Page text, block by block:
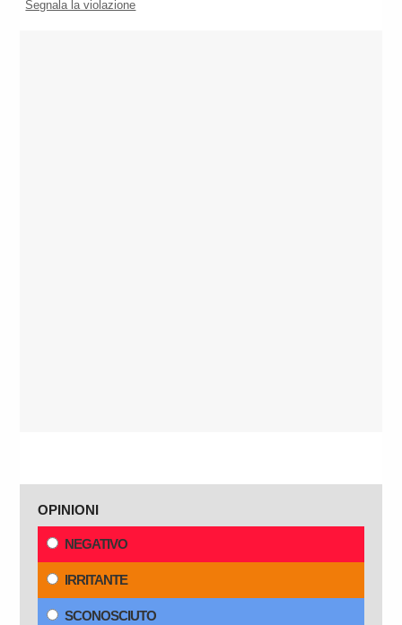
Segnala la violazione
OPINIONI
NEGATIVO
IRRITANTE
SCONOSCIUTO